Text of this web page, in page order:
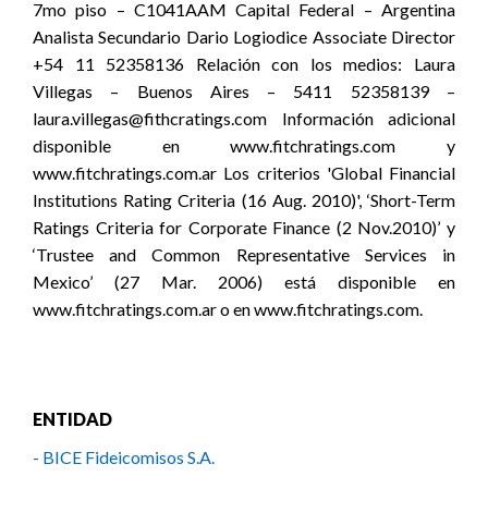
7mo piso – C1041AAM Capital Federal – Argentina
Analista Secundario Dario Logiodice Associate Director
+54 11 52358136 Relación con los medios: Laura
Villegas – Buenos Aires – 5411 52358139 –
laura.villegas@fithcratings.com Información adicional
disponible en www.fitchratings.com y
www.fitchratings.com.ar Los criterios 'Global Financial
Institutions Rating Criteria (16 Aug. 2010)', ‘Short-Term
Ratings Criteria for Corporate Finance (2 Nov.2010)’ y
‘Trustee and Common Representative Services in
Mexico’ (27 Mar. 2006) está disponible en
www.fitchratings.com.ar o en www.fitchratings.com.
ENTIDAD
- BICE Fideicomisos S.A.